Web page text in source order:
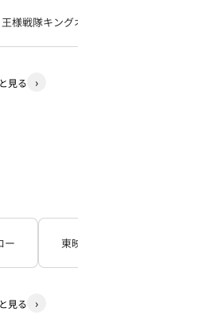
王様戦隊キングオージャー
見る
ー 東映TV特撮シリーズ
見る